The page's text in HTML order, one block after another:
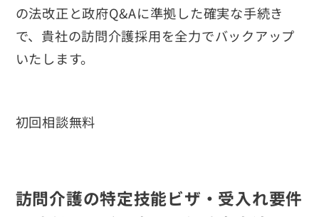
の法改正と政府Q&Aに準拠した確実な手続き
で、貴社の訪問介護採用を全力でバックアップ
いたします。
初回相談無料
訪問介護の特定技能ビザ・受入れ要件